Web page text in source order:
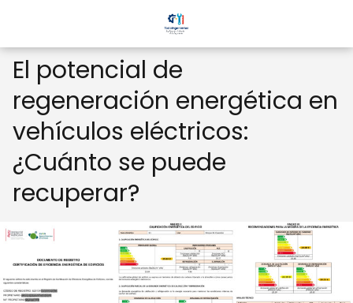
El potencial de
regeneración energética en
vehículos eléctricos:
¿Cuánto se puede
recuperar?